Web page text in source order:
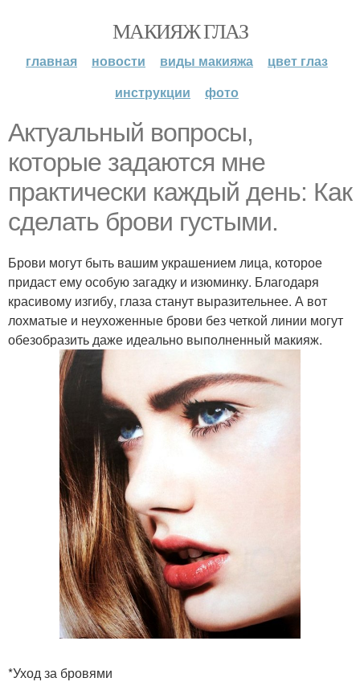
МАКИЯЖ ГЛАЗ
главная новости виды макияжа
цвет глаз
инструкции
фото
Актуальный вопросы,
которые задаются мне
практически каждый день: Как
сделать брови густыми.
Брови могут быть вашим украшением лица, которое
придаст ему особую загадку и изюминку. Благодаря
красивому изгибу, глаза станут выразительнее. А вот
лохматые и неухоженные брови без четкой линии могут
обезобразить даже идеально выполненный макияж.
*Уход за бровями